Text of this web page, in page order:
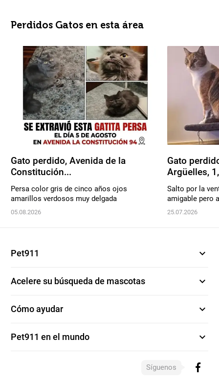
Perdidos Gatos en esta área
Gato perdido, Avenida de la
Constitución...
Persa color gris de cinco años ojos
amarillos verdosos muy delgada
05.08.2026
Gato
Argüelles,
Salto por la
amigable pero
25.07.2026
Pet911 expand_more
Acelere su búsqueda de mascotas expand_more
Cómo ayudar expand_more
Pet911 en el mundo expand_more
Síguenos